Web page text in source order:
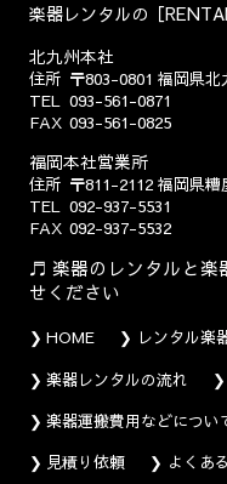
楽器レンタルの［
北九州本社
住所 〒803-0801 福岡県北
TEL 093-561-0871
FAX 093-561-0825
福岡本社営業所
住所 〒811-2112 福岡県糟
TEL 092-937-5531
FAX 092-937-5532
楽器のレンタルと楽
せください
HOME レンタル楽
楽器レンタルの流れ
楽器運搬費用などについ
見積り依頼
よくあ